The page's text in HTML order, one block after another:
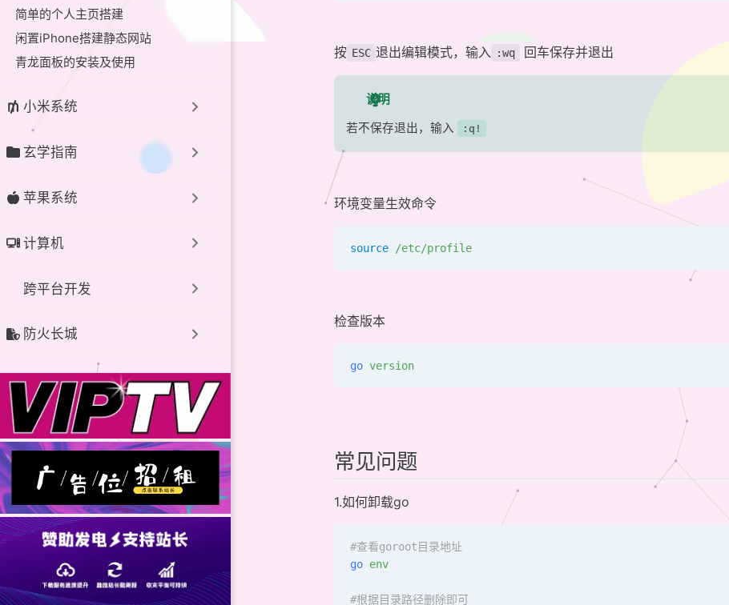
简单的个人主页搭建
闲置iPhone搭建静态网站
青龙面板的安装及使用
小米系统
玄学指南
苹果系统
计算机
跨平台开发
防火长城
按 ESC 退出编辑模式，输入 :wq 回车保存并退出
说明
若不保存退出，输入 :q!
环境变量生效命令
source /etc/profile
检查版本
go version
常见问题
1.如何卸载go
#查看goroot目录地址
go env
#根据目录路径删除即可